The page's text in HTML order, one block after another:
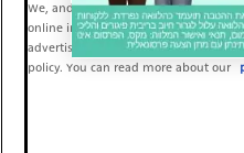
We, and our partners, use
online interactions to improve our
advertising for you. You can read
policy. You can read more about our